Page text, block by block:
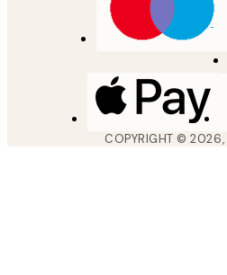
COPYRIGHT ©2026,